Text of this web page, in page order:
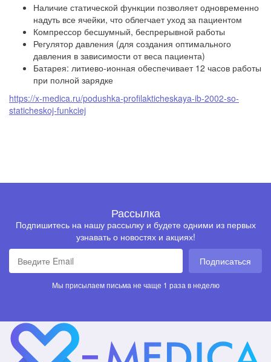
Наличие статической функции позволяет одновременно
надуть все ячейки, что облегчает уход за пациентом
Компрессор бесшумный, беспрерывной работы
Регулятор давления (для создания оптимального
давления в зависимости от веса пациента)
Батарея: литиево-ионная обеспечивает 12 часов работы
при полной зарядке
https://x-medica.ru/podushka-profilakticheskaya-ib-2002-so-
staticheskoj-funkciej
Рассылка
Подпишитесь на нашу рассылку и будете одними из первых
узнавать о новостях и акциях!
Подписаться
Мы присылаем письма не чаще 1 раза в неделю